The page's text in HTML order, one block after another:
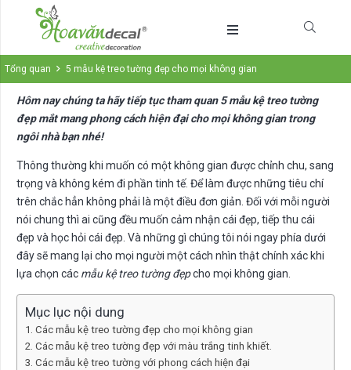
Tổng quan 5 mẫu kệ treo tường đẹp cho mọi không gian
Hôm nay chúng ta hãy tiếp tục tham quan 5 mẫu kệ treo tường
đẹp mắt mang phong cách hiện đại cho mọi không gian trong
ngôi nhà bạn nhé!
Thông thường khi muốn có một không gian được chỉnh chu, sang
trọng và không kém đi phần tinh tế. Để làm được những tiêu chí
trên chắc hẳn không phải là một điều đơn giản. Đối với mỗi người
nói chung thì ai cũng đều muốn cảm nhận cái đẹp, tiếp thu cái
đẹp và học hỏi cái đẹp. Và những gì chúng tôi nói ngay phía dưới
đây sẽ mang lại cho mọi người một cách nhìn thật chính xác khi
lựa chọn các mẫu kệ treo tường đẹpcho mọi không gian.
Mục lục nội dung
Các mẫu kệ treo tường đẹp cho mọi không gian
Các mẫu kệ treo tường đẹp với màu trắng tinh khiết.
Các mẫu kệ treo tường với phong cách hiện đại